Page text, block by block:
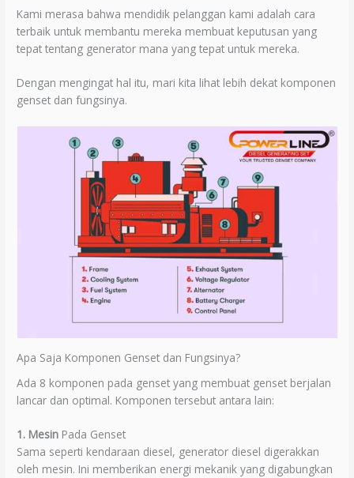
Kami merasa bahwa mendidik pelanggan kami adalah cara
terbaik untuk membantu mereka membuat keputusan yang
tepat tentang generator mana yang tepat untuk mereka.
Dengan mengingat hal itu, mari kita lihat lebih dekat komponen
genset dan fungsinya.
Apa Saja Komponen Genset dan Fungsinya?
Ada 8 komponen pada genset yang membuat genset berjalan
lancar dan optimal. Komponen tersebut antara lain:
1. Mesin Pada Genset
Sama seperti kendaraan diesel, generator diesel digerakkan
oleh mesin. Ini memberikan energi mekanik yang digabungkan